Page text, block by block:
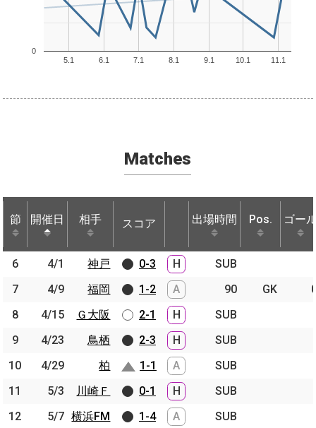
5.1 6.1 7.1 8.1 9.1 10.1 11.1
0
Matches
節 開催日 相手 スコア 出場時間 Pos. ゴー
節 開催日 相手 スコア 出場時間
6 4/1 神戸 0-3 H
SUB
7
4/9 福岡 1-2 A 90 GK
8
4/15 Ｇ大阪 2-1 H
SUB
9
4/23 鳥栖 2-3 H
SUB
10
4/29 柏 1-1 A
SUB
11
5/3 川崎Ｆ 0-1 H
SUB
12
5/7 横浜FM 1-4 A
SUB
節 開催日 相手
6 4/1
神戸
7
4/9
福岡
8
4/15
Ｇ大阪
9
4/23
鳥栖
10
4/29
柏
11
5/3
川崎Ｆ
12
5/7 横浜FM